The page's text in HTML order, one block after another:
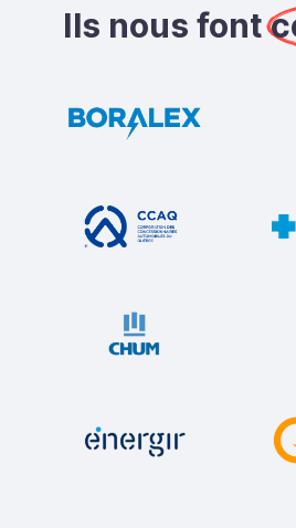
Ils nous font